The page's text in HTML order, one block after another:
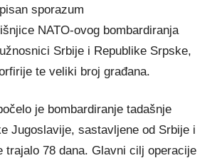
sporazum
NATO-ovog bombardiranja
Srbije i Republike Srpske,
te veliki broj građana.
je bombardiranje tadašnje
Jugoslavije, sastavljene od Srbije i
trajalo 78 dana. Glavni cilj operacije